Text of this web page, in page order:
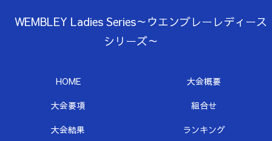
WEMBLEY Ladies Series～ウエンブレーレディース
シリーズ～
HOME
大会概要
大会要項
組合せ
大会結果
ランキング